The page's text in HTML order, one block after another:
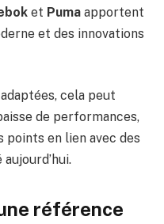
et Puma apportent
et des innovations
cela peut
de performances,
points en lien avec des
référence